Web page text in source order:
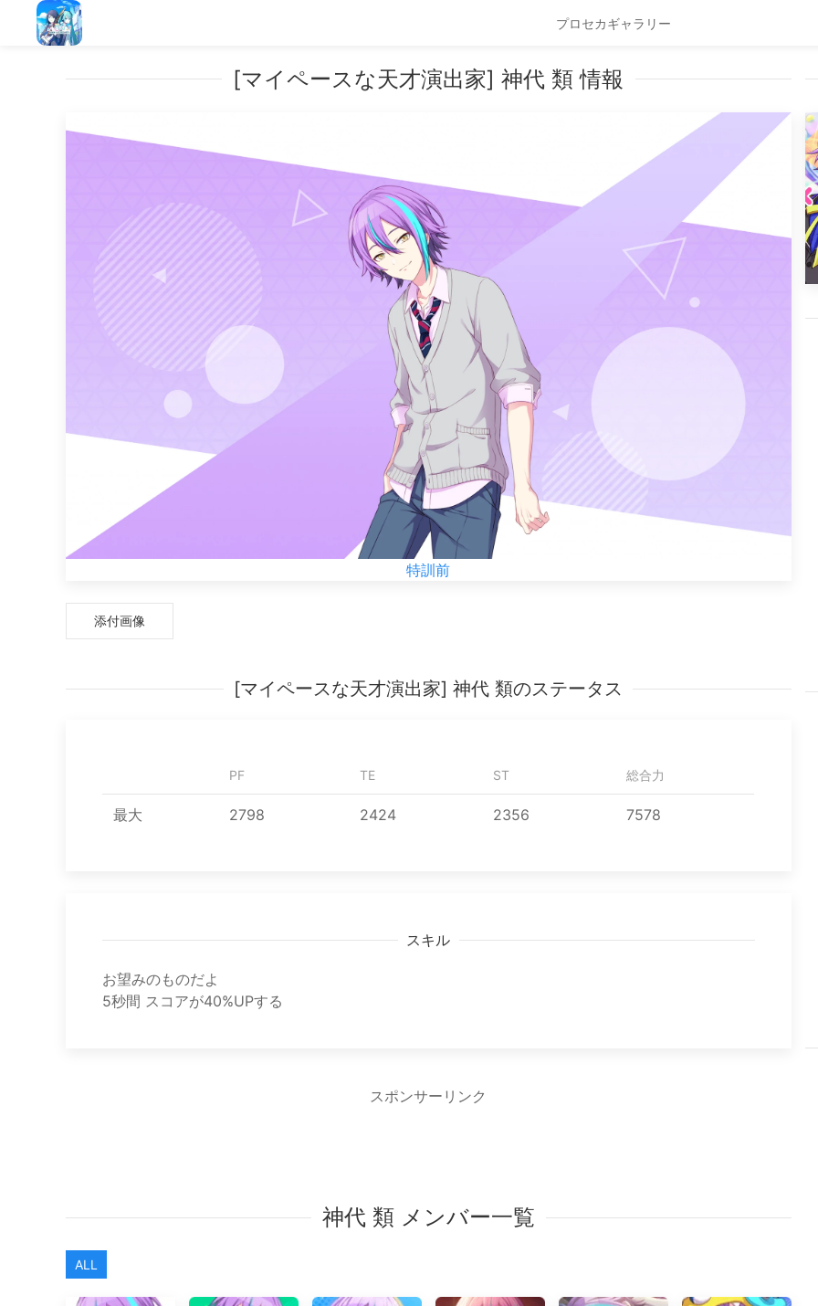
プロセカギャラリー
[マイペースな天才演出家] 神代 類 情報
特訓前
添付画像
[マイペースな天才演出家] 神代 類のステータス
PF TE ST 総合力
最大 2798 2424 2356 7578
スキル
お望みのものだよ
5秒間 スコアが40%UPする
スポンサーリンク
神代 類 メンバー一覧
ALL